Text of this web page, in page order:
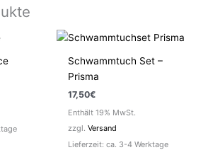
Schwammtuch Set –
Prisma
17,50€
Enthält 19% MwSt.
zzgl.Versand
Lieferzeit: ca. 3-4 Werktage